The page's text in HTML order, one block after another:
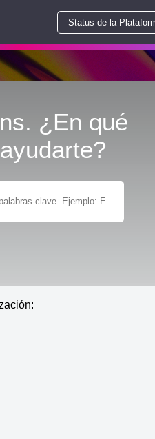
Status de la
¿En qué